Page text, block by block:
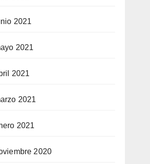
2021
2021
2021
2021
2021
2020